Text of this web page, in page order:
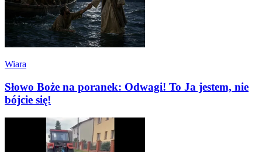
Wiara
Słowo Boże na poranek: Odwagi! To Ja jestem, nie
bójcie się!